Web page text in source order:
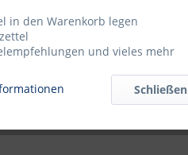
in den Warenkorb legen
und vieles mehr
Schließen